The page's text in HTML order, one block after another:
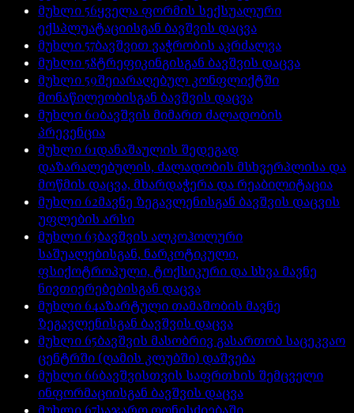
მუხლი 56ყველა ფორმის სექსუალური
ექსპლუატაციისგან ბავშვის დაცვა
მუხლი 57ბავშვით ვაჭრობის აკრძალვა
მუხლი 58ტრეფიკინგისგან ბავშვის დაცვა
მუხლი 59შეიარაღებულ კონფლიქტში
მონაწილეობისგან ბავშვის დაცვა
მუხლი 60ბავშვის მიმართ ძალადობის
პრევენცია
მუხლი 61დანაშაულის შედეგად
დაზარალებულის, ძალადობის მსხვერპლისა და
მოწმის დაცვა, მხარდაჭერა და რეაბილიტაცია
მუხლი 62მავნე ზეგავლენისგან ბავშვის დაცვის
უფლების არსი
მუხლი 63ბავშვის ალკოჰოლური
საშუალებისგან, ნარკოტიკული,
ფსიქოტროპული, ტოქსიკური და სხვა მავნე
ნივთიერებებისგან დაცვა
მუხლი 64აზარტული თამაშობის მავნე
ზეგავლენისგან ბავშვის დაცვა
მუხლი 65ბავშვის მასობრივ გასართობ საცეკვაო
ცენტრში (ღამის კლუბში) დაშვება
მუხლი 66ბავშვისთვის საფრთხის შემცველი
ინფორმაციისგან ბავშვის დაცვა
მუხლი 67